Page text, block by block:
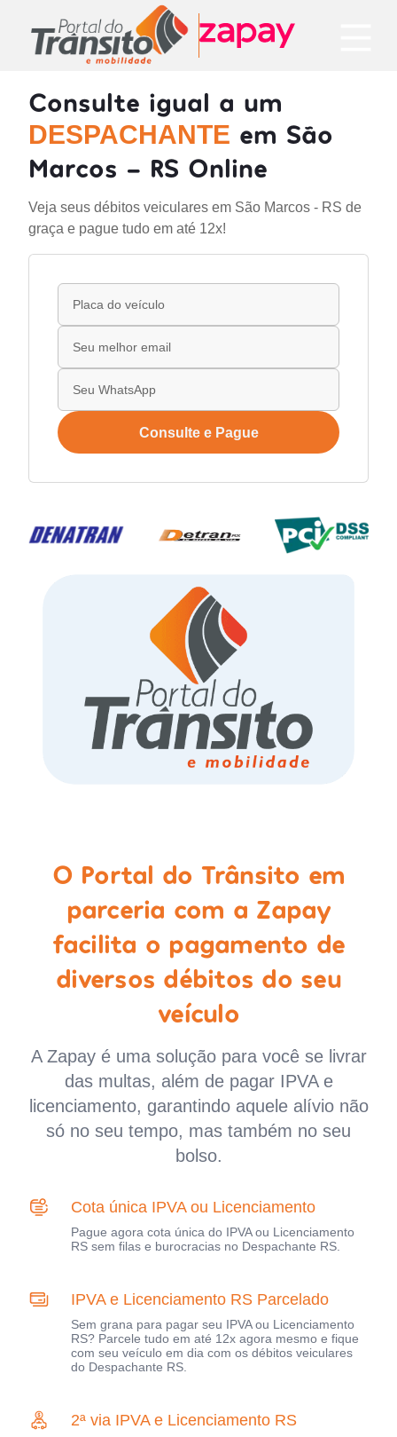
Consulte igual a um
DESPACHANTE em São
Marcos - RS Online
Veja seus débitos veiculares em São Marcos - RS de
graça e pague tudo em até 12x!
Consulte e Pague
O Portal do Trânsito em
parceria com a Zapay
facilita o pagamento de
diversos débitos do seu
veículo
A Zapay é uma solução para você se livrar
das multas, além de pagar IPVA e
licenciamento, garantindo aquele alívio não
só no seu tempo, mas também no seu
bolso.
Cota única IPVA ou Licenciamento
Pague agora cota única do IPVA ou Licenciamento
RS sem filas e burocracias no Despachante RS.
IPVA e Licenciamento RS Parcelado
Sem grana para pagar seu IPVA ou Licenciamento
RS? Parcele tudo em até 12x agora mesmo e fique
com seu veículo em dia com os débitos veiculares
do Despachante RS.
2ª via IPVA e Licenciamento RS